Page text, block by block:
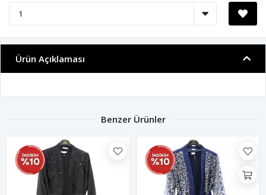
Ürün Açıklaması
Benzer Ürünler